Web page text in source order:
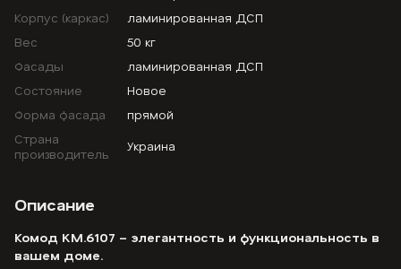
Корпус (каркас)
ламинированная ДСП
Вес
50 кг
Фасады
ламинированная ДСП
Состояние
Новое
Форма фасада
прямой
Страна
производитель
Украина
Описание
Комод KM.6107 – элегантность и функциональность в
вашем доме.